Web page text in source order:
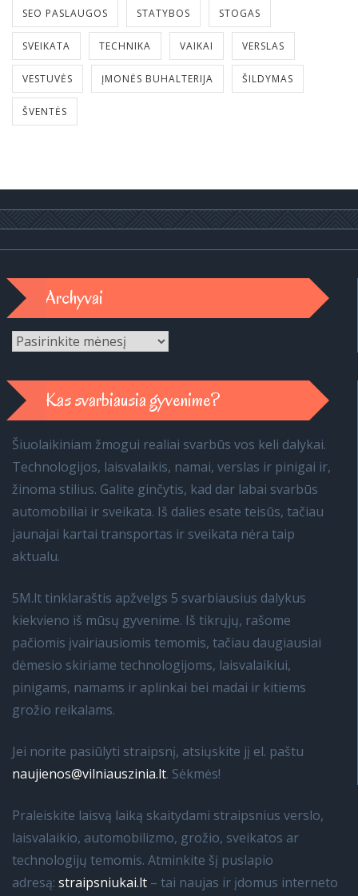
SEO PASLAUGOS STATYBOS STOGAS
SVEIKATA TECHNIKA VAIKAI VERSLAS
VESTUVĖS ĮMONĖS BUHALTERIJA ŠILDYMAS
ŠVENTĖS
Archyvai
Archyvai
Kas svarbiausia gyvenime?
Šiuolaikiniam žmogui realiai svarbūs vos keli dalykai.
Technologijos, laisvalaikis, namai, verslas ir pinigai ir,
žinoma stilius. Galite ginčytis, kad dar labai svarbūs
automobiliai ir sveikata. Iš dalies esate teisūs, tačiau
jaunajai kartai transportas ir sveikata nėra taip
aktualu.
5M.lt tinklaraštis apžvelgs 5 svarbiausius dalykus
kiekvieno iš mūsų gyvenime. Iš tikrųjų, rašome
pačiomis įvairiausiomis temomis, tačiau daugiausiai
dėmesio skiriame technologijoms, laisvalaikiui,
pinigams, namams ir aplinkai bei madai ir kitiems
grožio reikalams.
Jei norite pasiūlyti straipsnį, atsiųskite jį el. paštu
naujienos@vilniauszinia.lt. Sėkmės!
Praleiskite laisvą laiką skaitydami straipsnius verslo,
laisvalaikio, automobilizmo, grožio, sveikatos ar
technologijų temomis. Atminkite šį puslapio
adresą: straipsniukai.lt – tai naujas ir įdomus interneto